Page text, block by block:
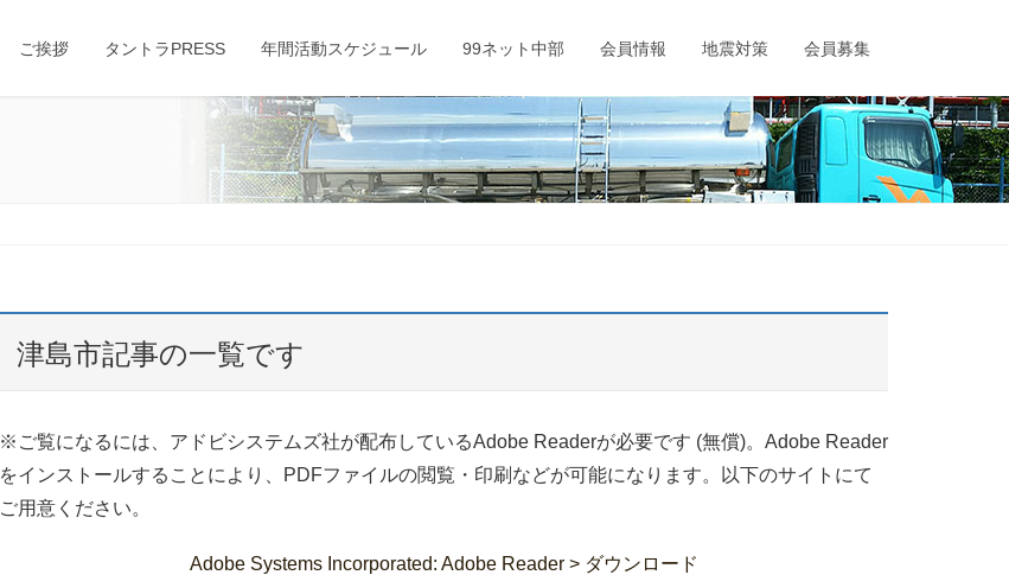
ご挨拶 タントラPRESS 年間活動スケジュール 99ネット中部 会員情報 地震対策 会員募集
津島市記事の一覧です
※ご覧になるには、アドビシステムズ社が配布しているAdobe Readerが必要です (無償)。Adobe Reader
をインストールすることにより、PDFファイルの閲覧・印刷などが可能になります。以下のサイトにて
ご用意ください。
Adobe Systems Incorporated: Adobe Reader > ダウンロード